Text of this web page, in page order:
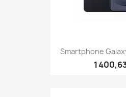
Smartphone
1